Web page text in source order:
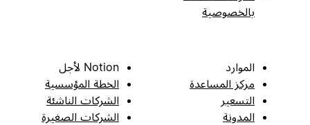
بالخصوصية
الموارد
مركز المساعدة
التسعير
المدونة
Notion لأجل
الخطة المؤسسية
الشركات الناشئة
الشركات الصغيرة